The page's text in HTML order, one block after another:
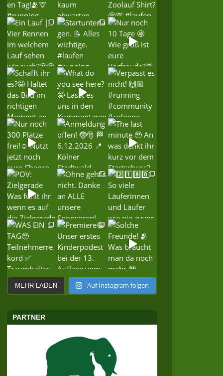
MEHR LADEN Auf Instagram folgen
PARTNER